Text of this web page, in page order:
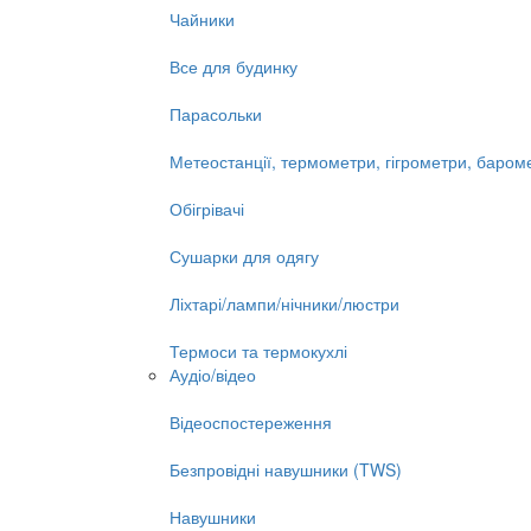
Чайники
Все для будинку
Парасольки
Метеостанції, термометри, гігрометри,
Обігрівачі
Сушарки для одягу
Ліхтарі/лампи/нічники/люстри
Термоси та термокухлі
Аудіо/відео
Відеоспостереження
Безпровідні навушники (TWS)
Навушники